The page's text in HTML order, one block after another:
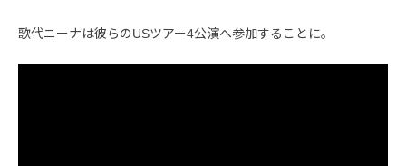
歌代ニーナは彼らのUSツアー4公演へ参加することに。